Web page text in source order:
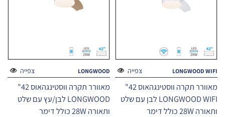
צפייה LONGWOOD WIFI
מאוורר תקרה ווסטינגהאוס 42"
LONGWOOD WIFI לבן עם שלט
ותאורה 28W כולל דימר
צפייה LONGWOOD
מאוורר תקרה ווסטינגהאוס 42"
LONGWOOD לבן/עץ עם שלט
ותאורה 28W כולל דימר